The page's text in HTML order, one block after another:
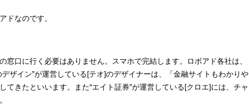
ドなのです。
窓口に行く必要はありません。スマホで完結します。ロボアド各社は、
ザイン”が運営している[テオ]のデザイナーは、「金融サイトもわかりや
きたといいます。また“エイト証券”が運営している[クロエ]には、チャ